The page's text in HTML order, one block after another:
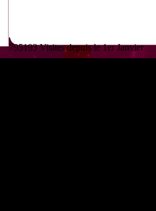
795193 Visites depuis le 1er Janvier